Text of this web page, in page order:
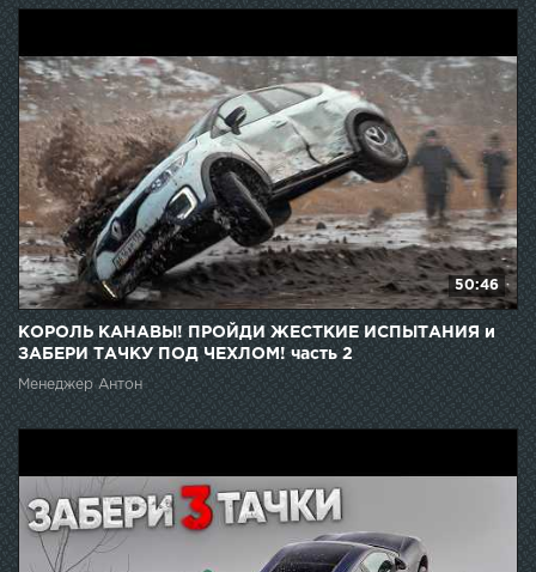
50:46
КОРОЛЬ КАНАВЫ! ПРОЙДИ ЖЕСТКИЕ ИСПЫТАНИЯ и
ЗАБЕРИ ТАЧКУ ПОД ЧЕХЛОМ! часть 2
Менеджер Антон